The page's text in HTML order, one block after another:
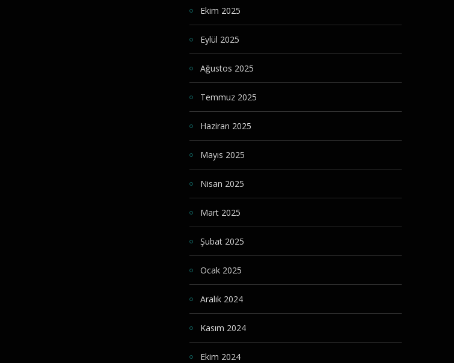
Ekim 2025
Eylül 2025
Ağustos 2025
Temmuz 2025
Haziran 2025
Mayıs 2025
Nisan 2025
Mart 2025
Şubat 2025
Ocak 2025
Aralık 2024
Kasım 2024
Ekim 2024